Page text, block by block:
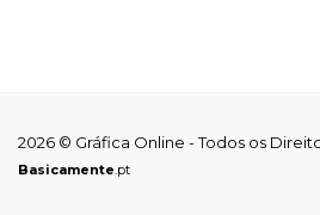
2026 © Gráfica Online - Todos os
Basicamente .pt